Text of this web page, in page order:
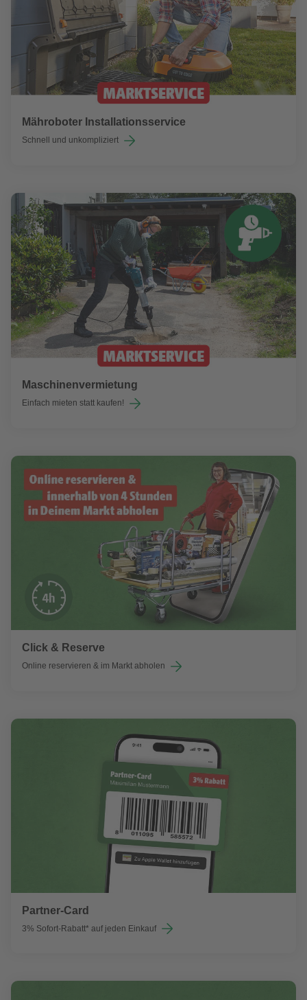
Mähroboter Installationsservice
Schnell und unkompliziert
Maschinenvermietung
Einfach mieten statt kaufen!
Click & Reserve
Online reservieren & im Markt abholen
Partner-Card
3% Sofort-Rabatt* auf jeden Einkauf